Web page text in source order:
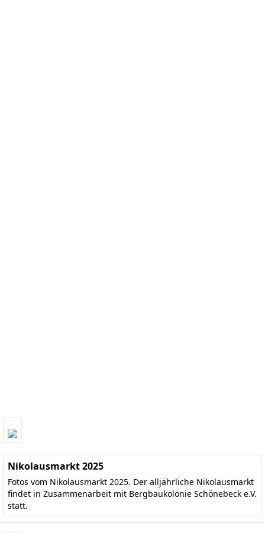
Nikolausmarkt 2025
Fotos vom Nikolausmarkt 2025. Der alljährliche Nikolausmarkt
findet in Zusammenarbeit mit Bergbaukolonie Schönebeck e.V.
statt.